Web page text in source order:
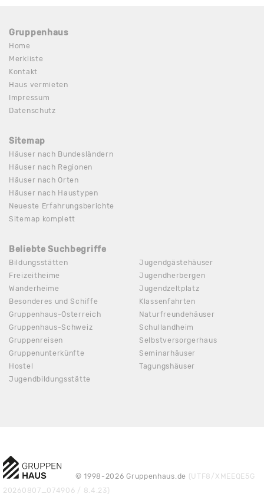
Gruppenhaus
Home
Merkliste
Kontakt
Haus vermieten
Impressum
Datenschutz
Sitemap
Häuser nach Bundesländern
Häuser nach Regionen
Häuser nach Orten
Häuser nach Haustypen
Neueste Erfahrungsberichte
Sitemap komplett
Beliebte Suchbegriffe
Bildungsstätten
Freizeitheime
Wanderheime
Besonderes und Schiffe
Gruppenhaus-Österreich
Gruppenhaus-Schweiz
Gruppenreisen
Gruppenunterkünfte
Hostel
Jugendbildungsstätte
Jugendgästehäuser
Jugendherbergen
Jugendzeltplatz
Klassenfahrten
Naturfreundehäuser
Schullandheim
Selbstversorgerhaus
Seminarhäuser
Tagungshäuser
© 1998-2026 Gruppenhaus.de
(UTF8/XMEEQE5G
20260807_074906 / 8.4.23)